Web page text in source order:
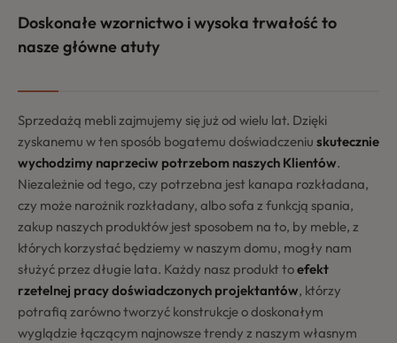
Doskonałe wzornictwo i wysoka trwałość to
nasze główne atuty
Sprzedażą mebli zajmujemy się już od wielu lat. Dzięki
zyskanemu w ten sposób bogatemu doświadczeniu skutecznie
wychodzimy naprzeciw potrzebom naszych Klientów.
Niezależnie od tego, czy potrzebna jest kanapa rozkładana,
czy może narożnik rozkładany, albo sofa z funkcją spania,
zakup naszych produktów jest sposobem na to, by meble, z
których korzystać będziemy w naszym domu, mogły nam
służyć przez długie lata. Każdy nasz produkt toefekt
rzetelnej pracy doświadczonych projektantów, którzy
potrafią zarówno tworzyć konstrukcje o doskonałym
wyglądzie łączącym najnowsze trendy z naszym własnym